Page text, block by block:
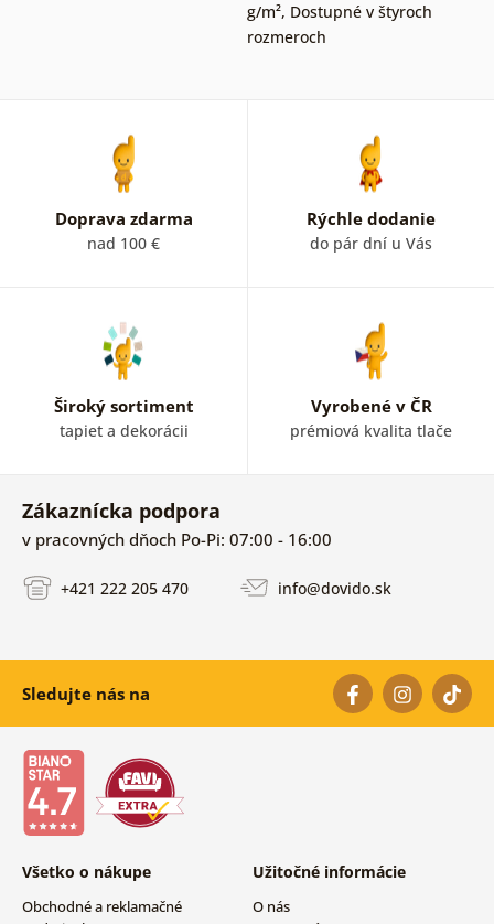
g/m², Dostupné v štyroch
rozmeroch
Doprava zdarma
nad 100 €
Rýchle dodanie
do pár dní u Vás
Široký sortiment
tapiet a dekorácii
Vyrobené v ČR
prémiová kvalita tlače
Zákaznícka podpora
v pracovných dňoch Po-Pi: 07:00 - 16:00
+421 222 205 470 info@dovido.sk
Sledujte nás na
Všetko o nákupe
Obchodné a reklamačné
Užitočné informácie
O nás